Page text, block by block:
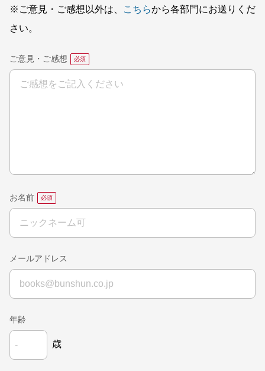
※ご意見・ご感想以外は、
こちらから各部門にお送りくだ
さい。
ご意見・ご感想
お名前
メールアドレス
年齢
歳